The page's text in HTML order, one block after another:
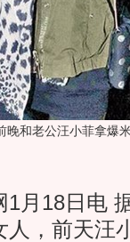
晚和老公汪小菲拿爆
18日电 据
人，前天汪